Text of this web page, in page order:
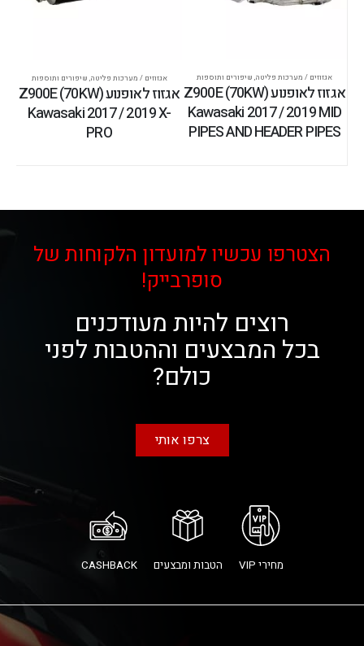
אגזוזים / מערכות פליטה, שיפורים ותוספות
אגזוז לאופנוע Z900E (70KW)
Kawasaki 2017 / 2019 MID
PIPES AND HEADER PIPES
אגזוזים / מערכות פליטה, שיפורים ותוספות
אגזוז לאופנוע Z900E (70KW)
Kawasaki 2017 / 2019 X-
PRO
הצטרפו עכשיו למועדון הלקוחות של
סופרבייק!
רוצים להיות מעודכנים
בכל המבצעים וההטבות לפני
כולם?
צרפו אותי
מחירי VIP הטבות ומבצעים CASHBACK